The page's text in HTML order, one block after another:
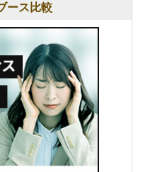
ース比較